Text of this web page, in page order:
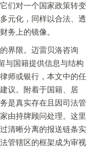
们对一个国家政策转变
元化，同样以合法、透
务上的镜像。
界限。迈雷贝洛咨询
与国籍提供信息与结构
师或银行，本文中的任
议。附着于国籍、居
是真实存在且因司法管
由持牌顾问处理。这里
清晰分离的报送链条实
管辖区的框架成为审视